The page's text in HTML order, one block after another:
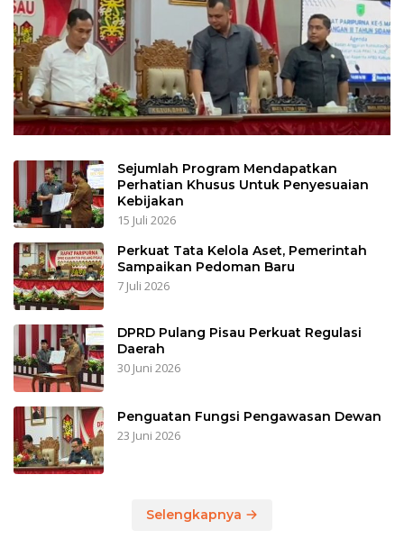
Sejumlah Program Mendapatkan
Perhatian Khusus Untuk Penyesuaian
Kebijakan
15 Juli 2026
Perkuat Tata Kelola Aset, Pemerintah
Sampaikan Pedoman Baru
7 Juli 2026
DPRD Pulang Pisau Perkuat Regulasi
Daerah
30 Juni 2026
Penguatan Fungsi Pengawasan Dewan
23 Juni 2026
Selengkapnya